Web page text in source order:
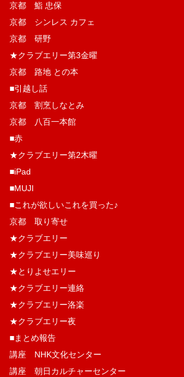
京都 鮨 忠保
京都 シンレス カフェ
京都 研野
★クラブエリー第3金曜
京都 路地 との本
■引越し話
京都 割烹しなとみ
京都 八百一本館
■赤
★クラブエリー第2木曜
■iPad
■MUJI
■これが欲しいこれを買った♪
京都 取り寄せ
★クラブエリー
★クラブエリー美味巡り
★とりよせエリー
★クラブエリー連絡
★クラブエリー洛楽
★クラブエリー夜
■まとめ報告
講座 NHK文化センター
講座 朝日カルチャーセンター